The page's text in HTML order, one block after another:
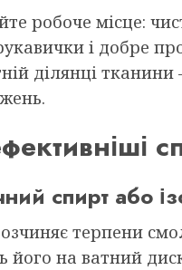
робоче місце:
і добре
ділянці
спирт або
терпени
його на ватний